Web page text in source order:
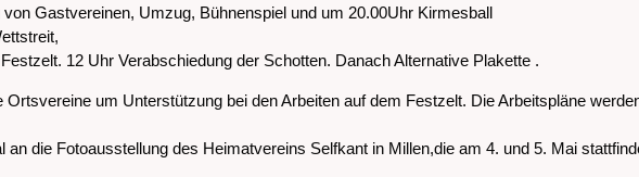
Gastvereinen, Umzug, Bühnenspiel und um 20.00Uhr Kirmesball
12 Uhr Verabschiedung der Schotten. Danach Alternative Plakette .
um Unterstützung bei den Arbeiten auf dem Festzelt. Die Arbeitspläne
die Fotoausstellung des Heimatvereins Selfkant in Millen,die am 4. und 5. Mai